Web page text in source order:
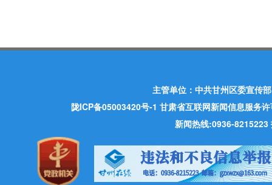
主管单位：中共甘州区委宣传
陇ICP备05003420号-1 甘肃省互联网新闻信息服务
新闻热线:0936-8215223